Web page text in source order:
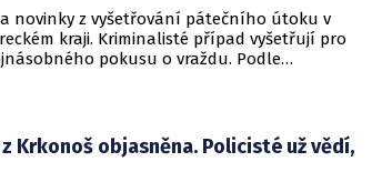
novinky z vyšetřování pátečního útoku v
kraji. Kriminalisté případ vyšetřují pro
pokusu o vraždu. Podle
Krkonoš objasněna. Policisté už vědí,